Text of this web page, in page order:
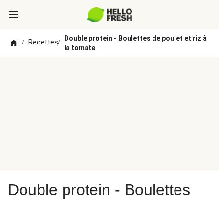
/ Recettes/
Double protein - Boulettes de poulet et riz à
la tomate
Double protein - Boulettes